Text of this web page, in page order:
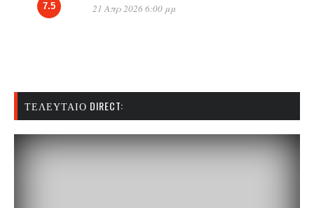
7.5 21 Απρ 2026 6:00 μμ
ΤΕΛΕΥΤΑΊΟ DIRECT: